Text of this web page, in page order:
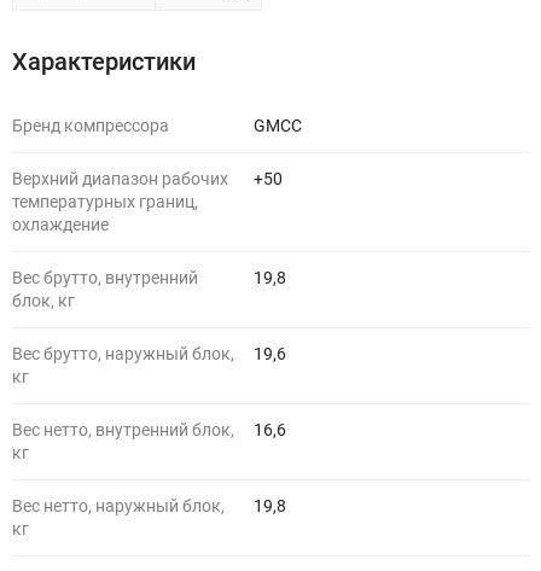
Характеристики
Бренд компрессора GMCC
Верхний диапазон рабочих
температурных границ,
охлаждение
+50
Вес брутто, внутренний
блок, кг
19,8
Вес брутто, наружный блок,
кг
19,6
Вес нетто, внутренний блок,
кг
16,6
Вес нетто, наружный блок,
кг
19,8